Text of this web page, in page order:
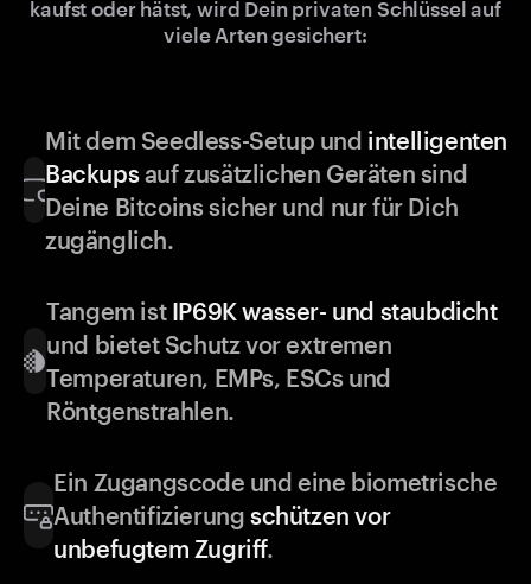
kaufst oder hätst, wird Dein privaten Schlüssel auf
viele Arten gesichert:
Mit dem Seedless-Setup und intelligenten
Backupsauf zusätzlichen Geräten sind
Deine Bitcoins sicher und nur für Dich
zugänglich.
Tangem ist IP69K wasser- und staubdicht
und bietet Schutz vor extremen
Temperaturen, EMPs, ESCs und
Röntgenstrahlen.
Ein Zugangscode und eine biometrische
Authentifizierung schützen vor
unbefugtem Zugriff.